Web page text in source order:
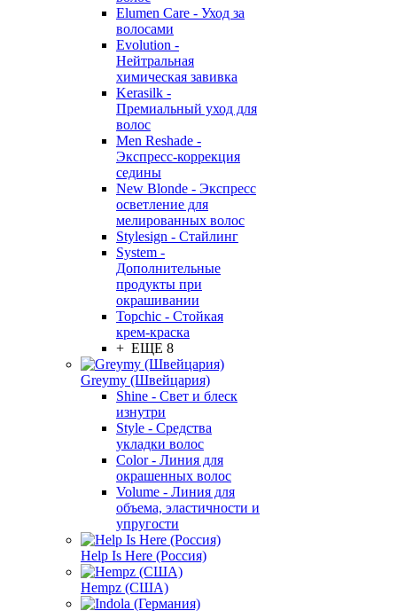
Elumen Care - Уход за
волосами
Evolution -
Нейтральная
химическая завивка
Kerasilk -
Премиальный уход для
волос
Men Reshade -
Экспресс-коррекция
седины
New Blonde - Экспресс
осветление для
мелированных волос
Stylesign - Стайлинг
System -
Дополнительные
продукты при
окрашивании
Topchic - Стойкая
крем-краска
+ ЕЩЕ 8
Greymy (Швейцария)
Shine - Свет и блеск
изнутри
Style - Средства
укладки волос
Color - Линия для
окрашенных волос
Volume - Линия для
объема, эластичности и
упругости
Help Is Here (Россия)
Hempz (США)